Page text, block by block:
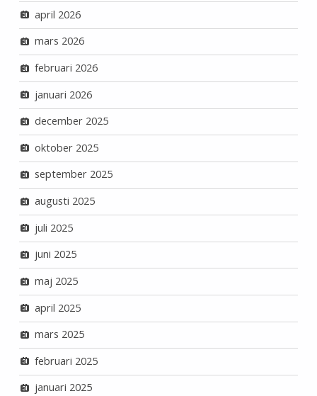
april 2026
mars 2026
februari 2026
januari 2026
december 2025
oktober 2025
september 2025
augusti 2025
juli 2025
juni 2025
maj 2025
april 2025
mars 2025
februari 2025
januari 2025